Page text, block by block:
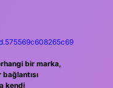
bir marka,
kendi